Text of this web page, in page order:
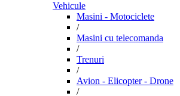
Vehicule
Masini - Motociclete
/
Masini cu telecomanda
/
Trenuri
/
Avion - Elicopter - Drone
/